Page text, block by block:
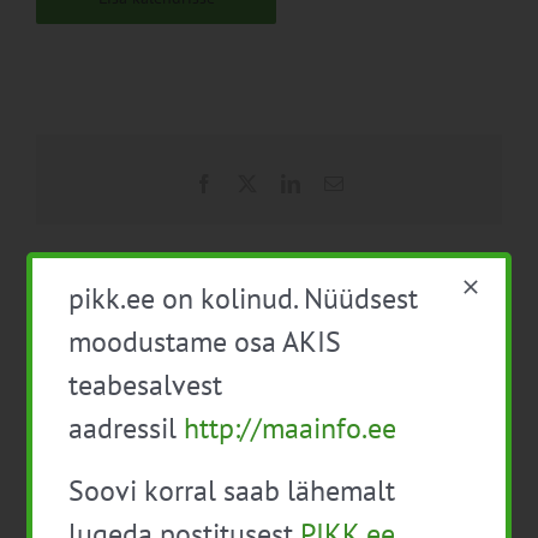
Ettevõtete külastamine
Ida- ja Lääne- Virumaal.
pikk.ee on kolinud. Nüüdsest
moodustame osa AKIS
teabesalvest
aadressil http://maainfo.ee
Soovi korral saab lähemalt